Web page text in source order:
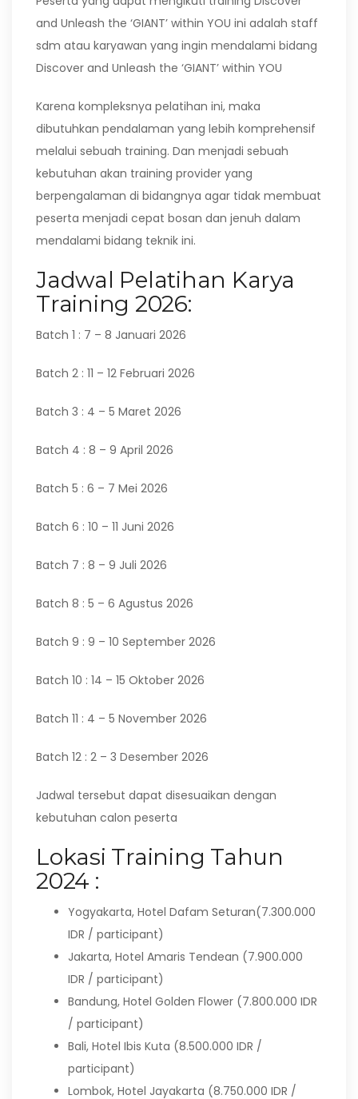
and Unleash the ‘GIANT’ within YOU ini adalah staff
sdm atau karyawan yang ingin mendalami bidang
Discover and Unleash the ‘GIANT’ within YOU
Karena kompleksnya pelatihan ini, maka
dibutuhkan pendalaman yang lebih komprehensif
melalui sebuah training. Dan menjadi sebuah
kebutuhan akan training provider yang
berpengalaman di bidangnya agar tidak membuat
peserta menjadi cepat bosan dan jenuh dalam
mendalami bidang teknik ini.
Jadwal Pelatihan Karya
Training 2026:
Batch 1 : 7 – 8 Januari 2026
Batch 2 : 11 – 12 Februari 2026
Batch 3 : 4 – 5 Maret 2026
Batch 4 : 8 – 9 April 2026
Batch 5 : 6 – 7 Mei 2026
Batch 6 : 10 – 11 Juni 2026
Batch 7 : 8 – 9 Juli 2026
Batch 8 : 5 – 6 Agustus 2026
Batch 9 : 9 – 10 September 2026
Batch 10 : 14 – 15 Oktober 2026
Batch 11 : 4 – 5 November 2026
Batch 12 : 2 – 3 Desember 2026
Jadwal tersebut dapat disesuaikan dengan
kebutuhan calon peserta
Lokasi Training Tahun
2024 :
Yogyakarta, Hotel Dafam Seturan(7.300.000
IDR / participant)
Jakarta, Hotel Amaris Tendean (7.900.000
IDR / participant)
Bandung, Hotel Golden Flower (7.800.000 IDR
/ participant)
Bali, Hotel Ibis Kuta (8.500.000 IDR /
participant)
Lombok, Hotel Jayakarta (8.750.000 IDR /